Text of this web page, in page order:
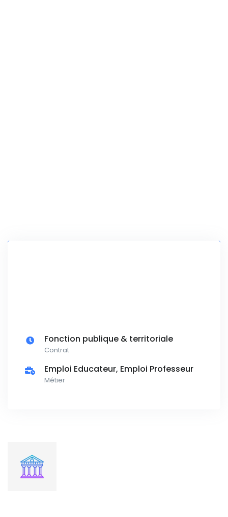
Fonction publique & territoriale
Contrat
Emploi Educateur, Emploi Professeur
Métier